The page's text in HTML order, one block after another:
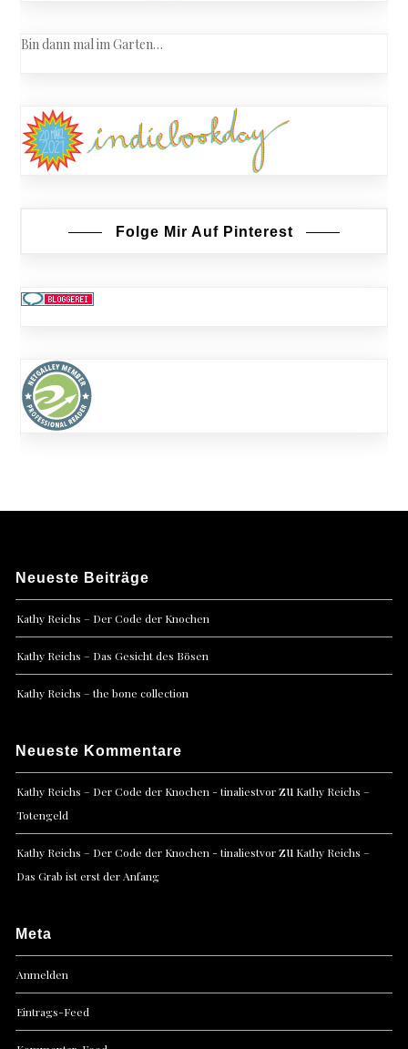
Bin dann mal im Garten…
Folge Mir Auf Pinterest
Neueste Beiträge
Kathy Reichs – Der Code der Knochen
Kathy Reichs – Das Gesicht des Bösen
Kathy Reichs – the bone collection
Neueste Kommentare
Kathy Reichs – Der Code der Knochen - tinaliestvorzu Kathy Reichs –
Totengeld
Kathy Reichs – Der Code der Knochen - tinaliestvorzu Kathy Reichs –
Das Grab ist erst der Anfang
Meta
Anmelden
Eintrags-Feed